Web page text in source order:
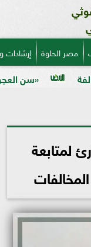
مصر الحلوة
العجوز» في الذرة
لمتابعة